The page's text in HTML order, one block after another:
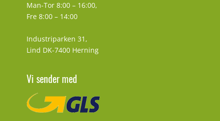
Man-Tor 8:00 – 16:00,
Fre 8:00 – 14:00
Industriparken 31,
Lind DK-7400 Herning
Vi sender med